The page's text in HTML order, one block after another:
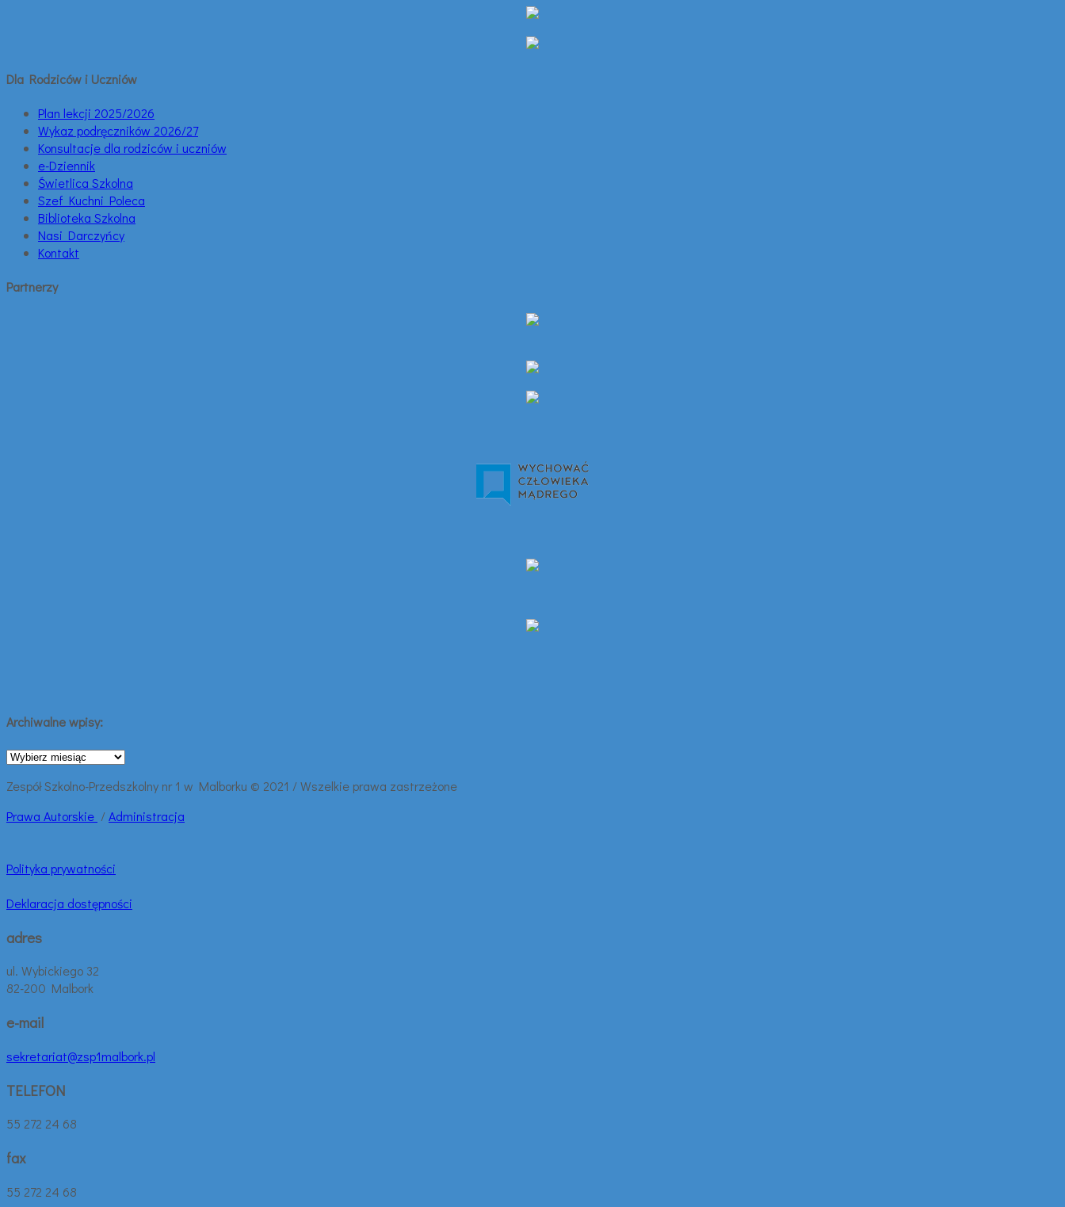
Dla Rodziców i Uczniów
Plan lekcji 2025/2026
Wykaz podręczników 2026/27
Konsultacje dla rodziców i uczniów
e-Dziennik
Świetlica Szkolna
Szef Kuchni Poleca
Biblioteka Szkolna
Nasi Darczyńcy
Kontakt
Partnerzy
Archiwalne wpisy:
Archiwalne
Zespół Szkolno-Przedszkolny nr 1 w Malborku © 2021 / Wszelkie prawa zastrzeżone
Prawa Autorskie /Administracja
Polityka prywatności
Deklaracja dostępności
adres
ul. Wybickiego 32
82-200 Malbork
e-mail
sekretariat@zsp1malbork.pl
TELEFON
55 272 24 68
fax
55 272 24 68